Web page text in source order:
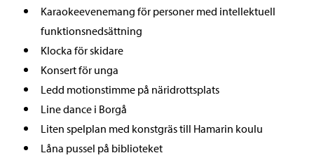
Karaokeevenemang för personer med intellektuell
funktionsnedsättning
Klocka för skidare
Konsert för unga
Ledd motionstimme på näridrottsplats
Line dance i Borgå
Liten spelplan med konstgräs till Hamarin koulu
Låna pussel på biblioteket